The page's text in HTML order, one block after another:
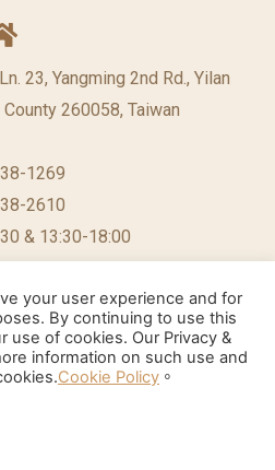
23, Yangming 2nd Rd., Yilan
County 260058, Taiwan
1269​
2610
& 13:30-18:00
協會 版權所有.網頁設計公
your user experience and for
By continuing to use this
use of cookies. Our Privacy &
information on such use and
Cookie Policy 。